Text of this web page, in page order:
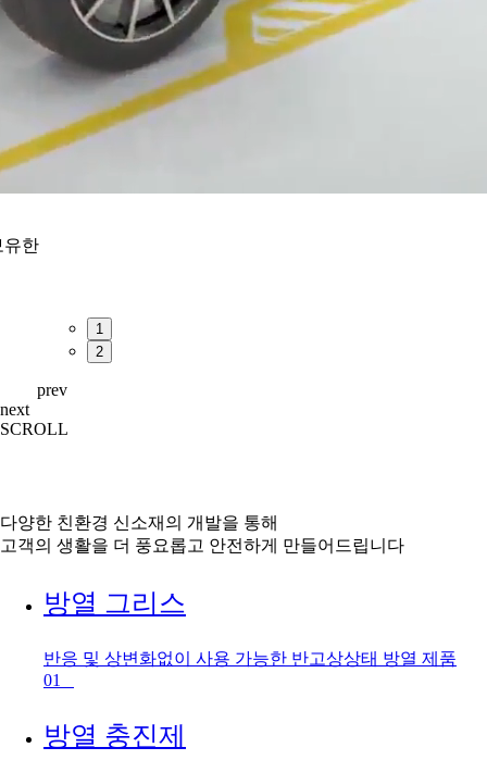
한
1
2
prev
next
SCROLL
다양한 친환경 신소재의 개발을 통해
고객의 생활을 더 풍요롭고 안전하게 만들어드립니다
방열 그리스
반응 및 상변화없이 사용 가능한 반고상상태 방열 제품
01
방열 충진제